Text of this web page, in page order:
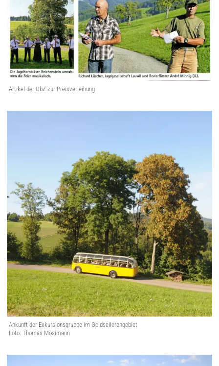
Artikel der ObZ zur Preisverleihung
Ankunft der Exkursionsgruppe im Goldseilerengebiet
Foto: Thomas Mosimann